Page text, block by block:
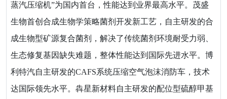
蒸汽压缩机”为国内首台，性能达到业界最高水平。茂盛
生物首创合成生物学策略菌剂开发新工艺，自主研发的合
成生物型矿源复合菌剂，解决了传统菌剂环境耐受力弱、
生态修复基因缺失难题，整体性能达到国际先进水平。博
利特汽自主研发的CAFS系统压缩空气泡沫消防车，技术
达国际领先水平。犇星新材料自主研发的配位型硫醇甲基